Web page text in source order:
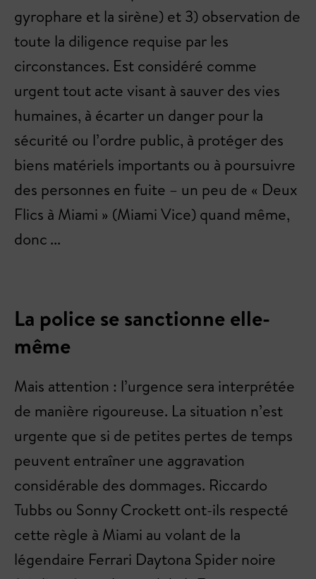
gyrophare et la sirène) et 3) observation de
toute la diligence requise par les
circonstances. Est considéré comme
urgent tout acte visant à sauver des vies
humaines, à écarter un danger pour la
sécurité ou l’ordre public, à protéger des
biens matériels importants ou à poursuivre
des personnes en fuite – un peu de « Deux
Flics à Miami » (Miami Vice) quand même,
donc ...
La police se sanctionne elle-
même
Mais attention : l’urgence sera interprétée
de manière rigoureuse. La situation n’est
urgente que si de petites pertes de temps
peuvent entraîner une aggravation
considérable des dommages. Riccardo
Tubbs ou Sonny Crockett ont-ils respecté
cette règle à Miami au volant de la
légendaire Ferrari Daytona Spider noire